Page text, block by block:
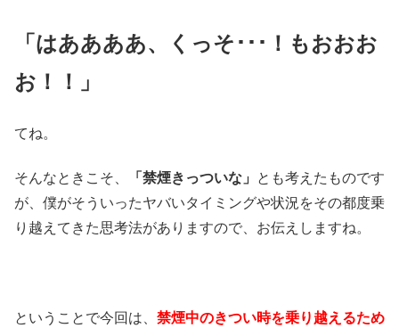
「はああああ、くっそ･･･！もおおお
お！！」
てね。
そんなときこそ、 「禁煙きっついな」
とも考えたものです
が、僕がそういったヤバいタイミングや状況をその都度乗
り越えてきた思考法がありますので、お伝えしますね。
ということで今回は、 禁煙中のきつい時を乗り越えるため